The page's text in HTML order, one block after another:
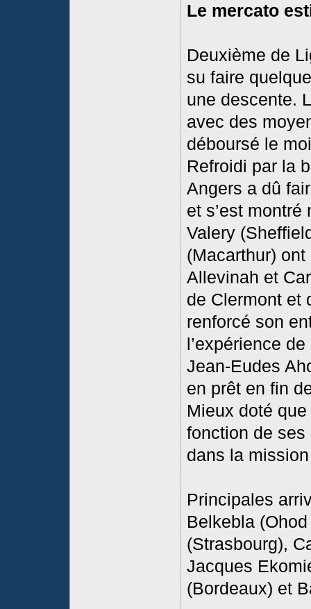
Le mercato
Deuxième de
su faire
une descente.
avec des
déboursé le
Refroidi par la
Angers a dû
et s’est
Valery
(Macarthur)
Allevinah et
de Clermont et
renforcé son
l’expérience
Jean-Eudes
en prêt en fin
Mieux doté que
fonction de
dans la
Principales
Belkebla
(Strasbourg),
Jacques
(Bordeaux) et